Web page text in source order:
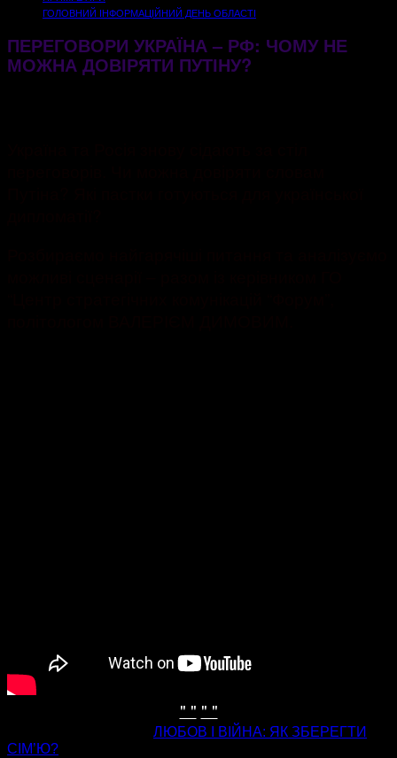
ГОЛОВНИЙ ІНФОРМАЦІЙНИЙ ДЕНЬ ОБЛАСТІ
ПЕРЕГОВОРИ УКРАЇНА – РФ: ЧОМУ НЕ
МОЖНА ДОВІРЯТИ ПУТІНУ?
" " " "
ЛЮБОВ І ВІЙНА: ЯК ЗБЕРЕГТИ
СІМ’Ю?